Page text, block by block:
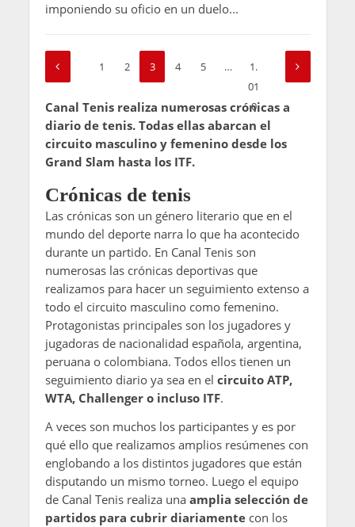
imponiendo su oficio en un duelo...
1 2 3 4 5 …
1.
01
0
Canal Tenis realiza numerosas crónicas a
diario de tenis. Todas ellas abarcan el
circuito masculino y femenino desde los
Grand Slam hasta los ITF.
Crónicas de tenis
Las crónicas son un género literario que en el
mundo del deporte narra lo que ha acontecido
durante un partido. En Canal Tenis son
numerosas las crónicas deportivas que
realizamos para hacer un seguimiento extenso a
todo el circuito masculino como femenino.
Protagonistas principales son los jugadores y
jugadoras de nacionalidad española, argentina,
peruana o colombiana. Todos ellos tienen un
seguimiento diario ya sea en el circuito ATP,
WTA, Challenger o incluso ITF.
A veces son muchos los participantes y es por
qué ello que realizamos amplios resúmenes con
englobando a los distintos jugadores que están
disputando un mismo torneo. Luego el equipo
de Canal Tenis realiza unaamplia selección de
partidos para cubrir diariamentecon los